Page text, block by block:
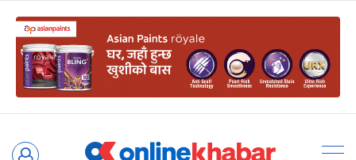
Skip